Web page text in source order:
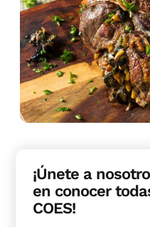
¡Únete a
en conocer
COES!